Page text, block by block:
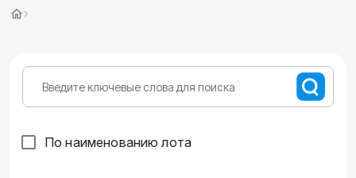
›
По наименованию лота